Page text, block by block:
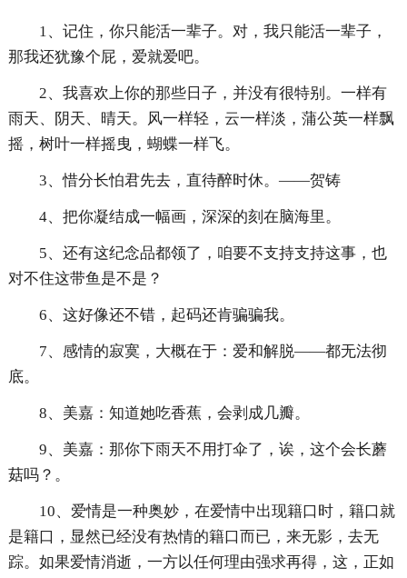
1、记住，你只能活一辈子。对，我只能活一辈子，
那我还犹豫个屁，爱就爱吧。
2、我喜欢上你的那些日子，并没有很特别。一样有
雨天、阴天、晴天。风一样轻，云一样淡，蒲公英一样飘
摇，树叶一样摇曳，蝴蝶一样飞。
3、惜分长怕君先去，直待醉时休。——贺铸
4、把你凝结成一幅画，深深的刻在脑海里。
5、还有这纪念品都领了，咱要不支持支持这事，也
对不住这带鱼是不是？
6、这好像还不错，起码还肯骗骗我。
7、感情的寂寞，大概在于：爱和解脱——都无法彻
底。
8、美嘉：知道她吃香蕉，会剥成几瓣。
9、美嘉：那你下雨天不用打伞了，诶，这个会长蘑
菇吗？。
10、爱情是一种奥妙，在爱情中出现籍口时，籍口就
是籍口，显然已经没有热情的籍口而已，来无影，去无
踪。如果爱情消逝，一方以任何理由强求再得，这，正如